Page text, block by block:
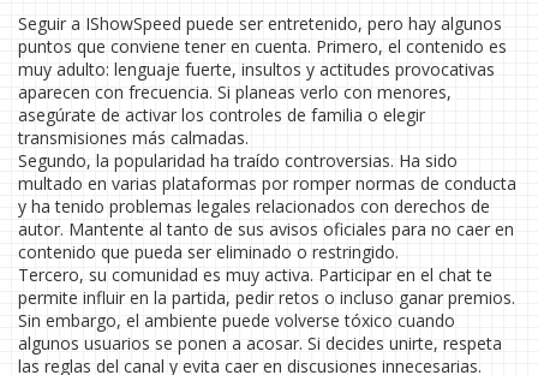
Seguir a IShowSpeed puede ser entretenido, pero hay algunos
puntos que conviene tener en cuenta. Primero, el contenido es
muy adulto: lenguaje fuerte, insultos y actitudes provocativas
aparecen con frecuencia. Si planeas verlo con menores,
asegúrate de activar los controles de familia o elegir
transmisiones más calmadas.
Segundo, la popularidad ha traído controversias. Ha sido
multado en varias plataformas por romper normas de conducta
y ha tenido problemas legales relacionados con derechos de
autor. Mantente al tanto de sus avisos oficiales para no caer en
contenido que pueda ser eliminado o restringido.
Tercero, su comunidad es muy activa. Participar en el chat te
permite influir en la partida, pedir retos o incluso ganar premios.
Sin embargo, el ambiente puede volverse tóxico cuando
algunos usuarios se ponen a acosar. Si decides unirte, respeta
las reglas del canal y evita caer en discusiones innecesarias.